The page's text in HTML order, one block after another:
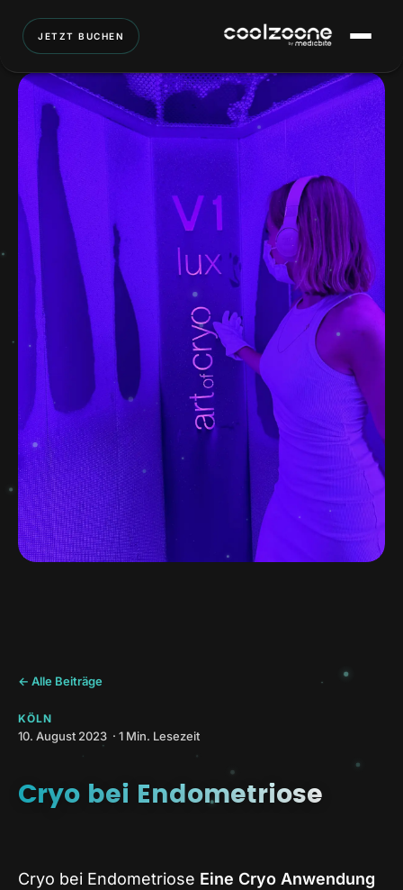
JETZT BUCHEN
← Alle Beiträge
KÖLN
10. August 2023 · 1 Min. Lesezeit
Cryo bei Endometriose
Cryo bei Endometriose Eine Cryo Anwendung